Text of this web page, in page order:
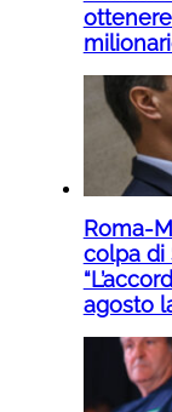
Roma-
colpa di
agosto